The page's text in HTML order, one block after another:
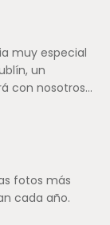
muy especial
un
con nosotros...
fotos más
cada año.